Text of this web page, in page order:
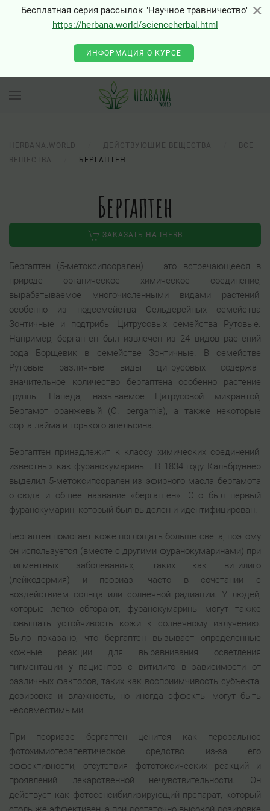
×
Бесплатная серия рассылок "Научное травничество"
https://herbana.world/scienceherbal.html
ИНФОРМАЦИЯ О КУРСЕ
HERBANA.WORLD ДЕЙСТВУЮЩИЕ ВЕЩЕСТВА
ВСЕ
ВЕЩЕСТВА
БЕРГАПТЕН
Бергаптен
ЗАКАЗАТЬ НА IHERB
Бергаптен (5-метоксипсорален) — это встречающееся в
природе органическое химическое соединение,
вырабатываемое многочисленными видами растений,
особенно из подсемейства Сельдерейных семейства
Зонтичные и подтрибы Цитрусовых семейства Рутовые.
Например, бергаптен был извлечен из 24 видов растений
рода Борщевик в семействе Зонтичные. В семействе
Рутовые различные виды цитрусовых содержат
значительное количество бергаптена особенно растение
группы Папеда, называемое Цитрусовой микрантой,
Бергамот оранжевый (C. bergamia), а также некоторые
сорта лайма и горького апельсина.
Бергаптен принадлежит к классу химических соединений,
известных как фуранокумарины . В 1834 году Кальбруннер
выделил 5-метоксипсорален из эфирного масла бергамота
отсюда и общее название «бергаптен». Это был первый
фуранокумарин, который был выделен и идентифицирован.
Бергаптен помогает коже поглощать больше света, поэтому
он используется (вместе с другими фуранокумаринами) при
пигментных заболеваниях, таких как витилиго
(лейкодермия) и псориаз, часто в сочетании с
воздействием солнца или солнечной радиации. У людей,
которые легко обгорают, фуранокумарины могут также
повышать устойчивость кожи к солнечному излучению.
Было показано, что бергаптен вызывает определенные
кожные реакции для выравнивания осветления
пигментации у пациентов с витилиго в зависимости от
различных факторов, таких как восприимчивость субъекта,
дозировка и влажность, но иногда эффекты могут быть
несовместимыми.
При псориазе бергаптен ценится как пероральное
фотохимиотерапевтическое средство из-за его
эффективности, отсутствия фототоксических реакций и
проявлений лекарственной нечувствительности. Он
действует как фотосенсибилизирующий препарат, который
×